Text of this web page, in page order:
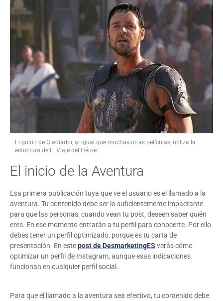
El guión de Gladiador, al igual que muchas otras películas, utiliza la
estuctura de El Viaje del Héroe
El inicio de la Aventura
Esa primera publicación tuya que ve el usuario es el llamado a la
aventura. Tu contenido debe ser lo suficientemente impactante
para que las personas, cuando vean tu post, deseen saber quién
eres. En ese momento entrarán a tu perfil para conocerte. Por ello
debes tener un perfil optimizado, porque es tu carta de
presentación. En estepost de DesmarketingES verás cómo
optimizar un perfil de Instagram, aunque esas indicaciones
funcionan en cualquier perfil social.
Para que el llamado a la aventura sea efectivo, tu contenido debe